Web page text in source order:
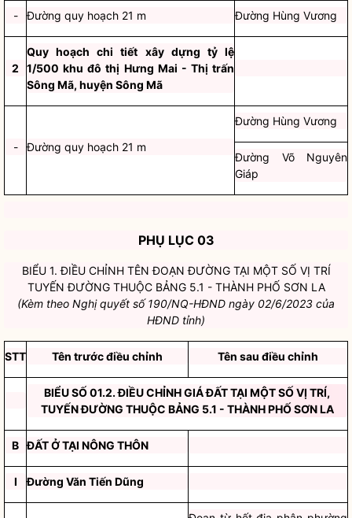
- Đường quy hoạch 21 m Đường Hùng Vương
2
Quy hoạch chi tiết xây dựng tỷ lệ
1/500 khu đô thị Hưng Mai - Thị trấn
Sông Mã, huyện Sông Mã
- Đường quy hoạch 21 m
Đường Hùng Vương
Đường Võ Nguyên
Giáp
PHỤ LỤC 03
BIỂU 1. ĐIỀU CHỈNH TÊN ĐOẠN ĐƯỜNG TẠI MỘT SỐ VỊ TRÍ
TUYẾN ĐƯỜNG THUỘC BẢNG 5.1 - THÀNH PHỐ SƠN LA
(Kèm theo Nghị quyết số 190/NQ-HĐND ngày 02/6/2023 của
HĐND tỉnh)
STT Tên trước điều chỉnh Tên sau điều chỉnh
BIỂU SỐ 01.2. ĐIỀU CHỈNH GIÁ ĐẤT TẠI MỘT SỐ VỊ TRÍ,
TUYẾN ĐƯỜNG THUỘC BẢNG 5.1 - THÀNH PHỐ SƠN LA
B ĐẤT Ở TẠI NÔNG THÔN
I Đường Văn Tiến Dũng